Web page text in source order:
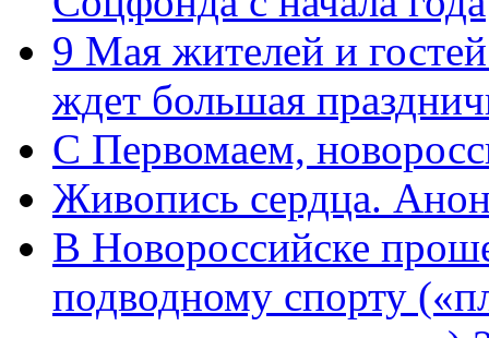
9 Мая жителей и
ждет большая
C Первомаем,
Живопись сердца.
В Новороссийске
подводному спорту